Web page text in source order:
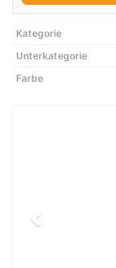
Kategorie
Unterkategorie
Farbe